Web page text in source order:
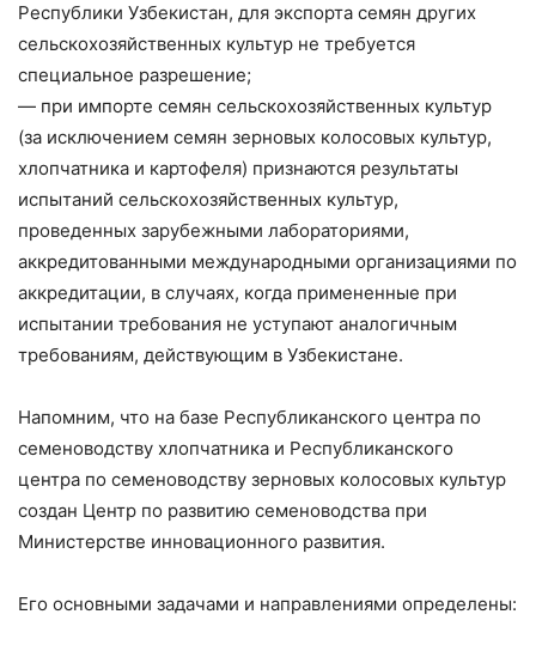
Республики Узбекистан, для экспорта семян других
сельскохозяйственных культур не требуется
специальное разрешение;
— при импорте семян сельскохозяйственных культур
(за исключением семян зерновых колосовых культур,
хлопчатника и картофеля) признаются результаты
испытаний сельскохозяйственных культур,
проведенных зарубежными лабораториями,
аккредитованными международными организациями по
аккредитации, в случаях, когда примененные при
испытании требования не уступают аналогичным
требованиям, действующим в Узбекистане.
Напомним, что на базе Республиканского центра по
семеноводству хлопчатника и Республиканского
центра по семеноводству зерновых колосовых культур
создан Центр по развитию семеноводства при
Министерстве инновационного развития.
Его основными задачами и направлениями определены: